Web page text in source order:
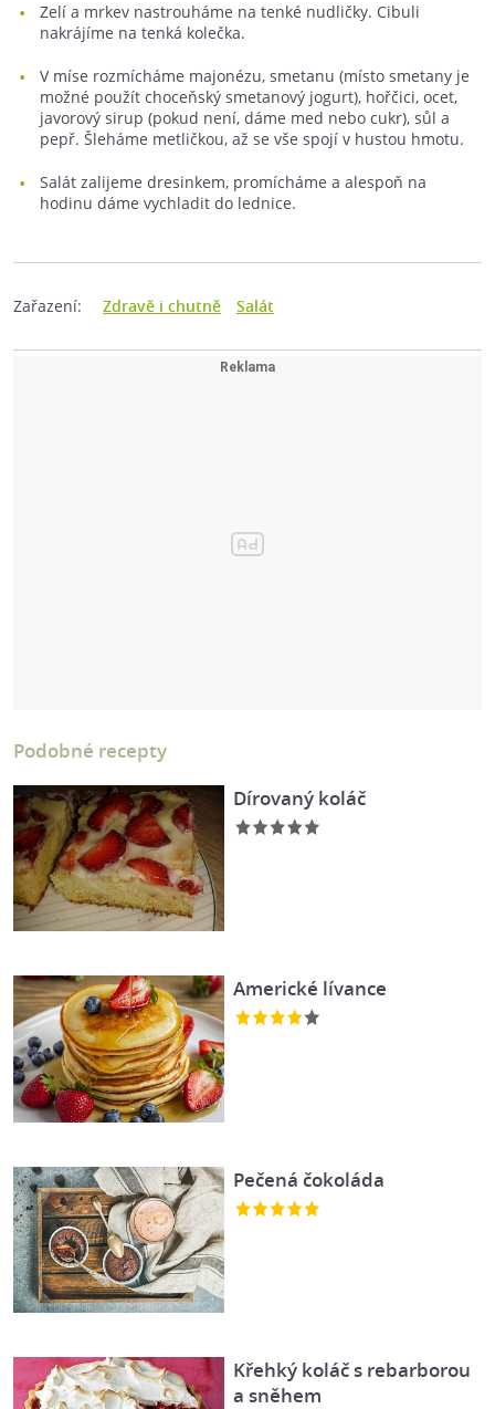
Zelí a mrkev nastrouháme na tenké nudličky. Cibuli
nakrájíme na tenká kolečka.
V míse rozmícháme majonézu, smetanu (místo smetany je
možné použít choceňský smetanový jogurt), hořčici, ocet,
javorový sirup (pokud není, dáme med nebo cukr), sůl a
pepř. Šleháme metličkou, až se vše spojí v hustou hmotu.
Salát zalijeme dresinkem, promícháme a alespoň na
hodinu dáme vychladit do lednice.
Zařazení: Zdravě i chutně Salát
Podobné recepty
Dírovaný koláč
Americké lívance
Pečená čokoláda
Křehký koláč s rebarborou
a sněhem